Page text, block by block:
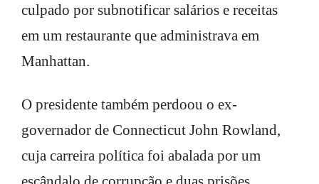
culpado por subnotificar salários e receitas
em um restaurante que administrava em
Manhattan.
O presidente também perdoou o ex-
governador de Connecticut John Rowland,
cuja carreira política foi abalada por um